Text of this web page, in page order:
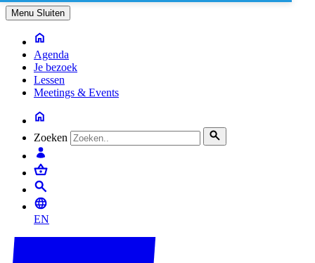
Menu Sluiten
Agenda
Je bezoek
Lessen
Meetings & Events
Zoeken
EN